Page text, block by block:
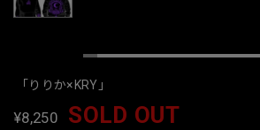
「りりか×KRY」
¥8,250 SOLD OUT